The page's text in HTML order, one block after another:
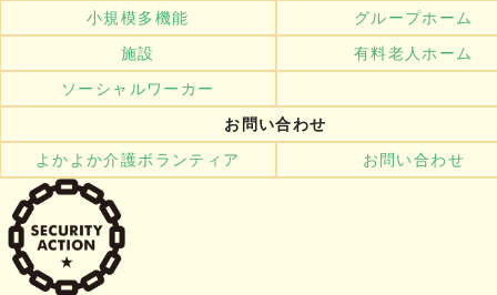
小規模多機能
グループホーム
施設
有料老人ホーム
ソーシャルワーカー
お問い合わせ
よかよか介護ボランティア
お問い合わせ